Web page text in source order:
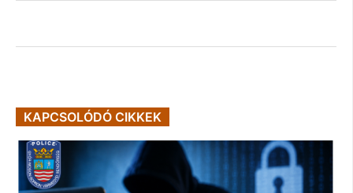
KAPCSOLÓDÓ CIKKEK